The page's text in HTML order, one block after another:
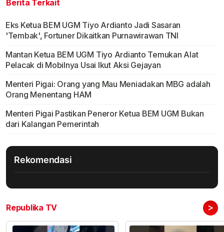
Berita Terkait
Eks Ketua BEM UGM Tiyo Ardianto Jadi Sasaran
'Tembak', Fortuner Dikaitkan Purnawirawan TNI
Mantan Ketua BEM UGM Tiyo Ardianto Temukan Alat
Pelacak di Mobilnya Usai Ikut Aksi Gejayan
Menteri Pigai: Orang yang Mau Meniadakan MBG adalah
Orang Menentang HAM
Menteri Pigai Pastikan Peneror Ketua BEM UGM Bukan
dari Kalangan Pemerintah
Rekomendasi
Republika TV >